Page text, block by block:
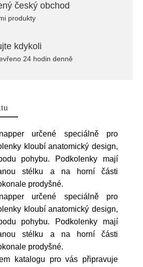
český obchod
produkty
kdykoli
24 hodin denně
určené speciálně pro
kloubí anatomický design,
pohybu. Podkolenky mají
stélku a na horní části
prodyšné.
určené speciálně pro
kloubí anatomický design,
pohybu. Podkolenky mají
stélku a na horní části
prodyšné.
katalogu pro vás připravuje